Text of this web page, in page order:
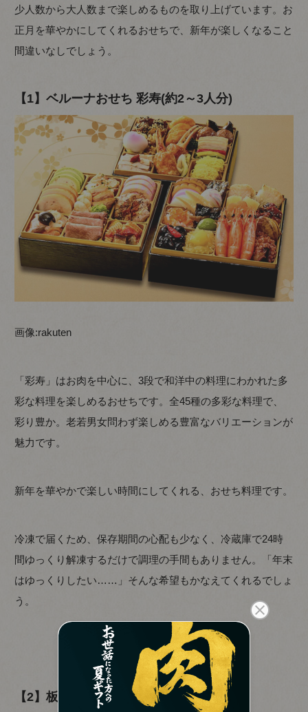
少人数から大人数まで楽しめるものを取り上げています。お
正月を華やかにしてくれるおせちで、新年が楽しくなること
間違いなしでしょう。
【1】ベルーナおせち 彩寿(約2～3人分)
画像:rakuten
「彩寿」はお肉を中心に、3段で和洋中の料理にわかれた多
彩な料理を楽しめるおせちです。全45種の多彩な料理で、
彩り豊か。老若男女問わず楽しめる豊富なバリエーションが
魅力です。
新年を華やかで楽しい時間にしてくれる、おせち料理です。
冷凍で届くため、保存期間の心配も少なく、冷蔵庫で24時
間ゆっくり解凍するだけで調理の手間もありません。「年末
はゆっくりしたい……」そんな希望もかなえてくれるでしょ
う。
【彩寿の詳細はこちら 】
【2】板前魂の富士(5人分)